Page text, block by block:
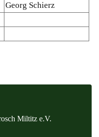
Georg Schierz
Miltitz e.V.